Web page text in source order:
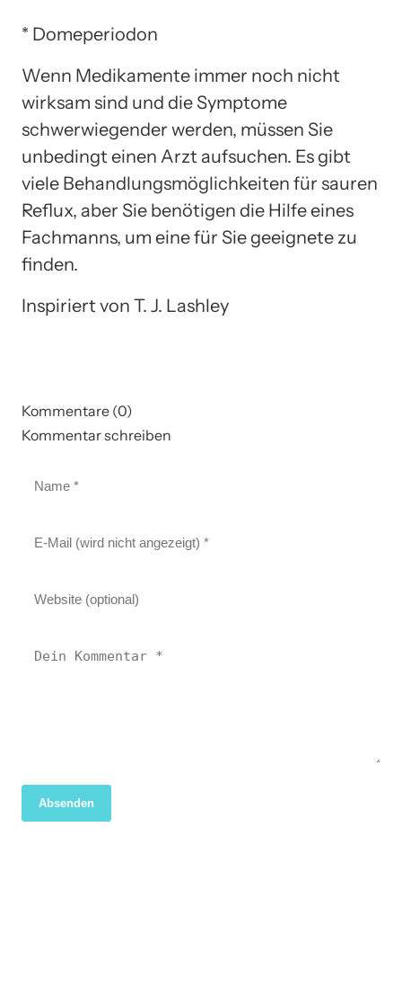
* Domeperiodon
Wenn Medikamente immer noch nicht
wirksam sind und die Symptome
schwerwiegender werden, müssen Sie
unbedingt einen Arzt aufsuchen. Es gibt
viele Behandlungsmöglichkeiten für sauren
Reflux, aber Sie benötigen die Hilfe eines
Fachmanns, um eine für Sie geeignete zu
finden.
Inspiriert von T. J. Lashley
Kommentare (0)
Kommentar schreiben
Absenden